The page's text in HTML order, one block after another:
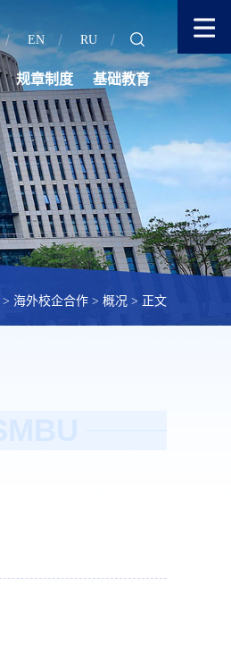
EN RU
规章制度 基础教育
> 海外校企合作 > 概况 > 正文